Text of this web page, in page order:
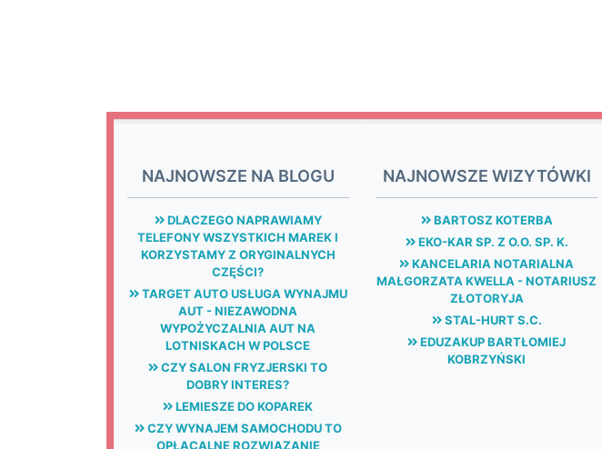
NAJNOWSZE NA BLOGU
DLACZEGO NAPRAWIAMY
TELEFONY WSZYSTKICH MAREK I
KORZYSTAMY Z ORYGINALNYCH
CZĘŚCI?
TARGET AUTO USŁUGA WYNAJMU
AUT - NIEZAWODNA
WYPOŻYCZALNIA AUT NA
LOTNISKACH W POLSCE
CZY SALON FRYZJERSKI TO
DOBRY INTERES?
LEMIESZE DO KOPAREK
CZY WYNAJEM SAMOCHODU TO
OPŁACALNE ROZWIĄZANIE
NAJNOWSZE WIZYTÓWKI
BARTOSZ KOTERBA
EKO-KAR SP. Z O.O. SP. K.
KANCELARIA NOTARIALNA
MAŁGORZATA KWELLA - NOTARIUSZ
ZŁOTORYJA
STAL-HURT S.C.
EDUZAKUP BARTŁOMIEJ
KOBRZYŃSKI